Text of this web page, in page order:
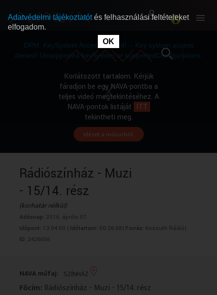
RÓLUNK
RÓLUNK
DRM: KeySystem Access Denied! -- Key system access
denied! Unsupported keySystem or supportedConfigurations.
Korlátozott tartalom. Kérjük
fáradjon be egy NAVA-pontba a
teljes videó megtekintéséhez. A
NAVA-pontok listáját ITT
tekintheti meg.
Idézet a műsorból.
Rádiószínház - Muzi
- 15/14. rész
(korhatár nélkül)
Adásnap: 2016. április 07.
Időpont: 13:04:00 | Időtartam: 00:26:08| Forrás: Kossuth Rádió|
ID: 2426056
NAVA műfaj: SZÍNHÁZ
Főcím: Rádiószínház - Muzi - 15/14. rész
Adatvédelmi tájékoztatótés felhasználási feltételeket
elfogadom.
OK